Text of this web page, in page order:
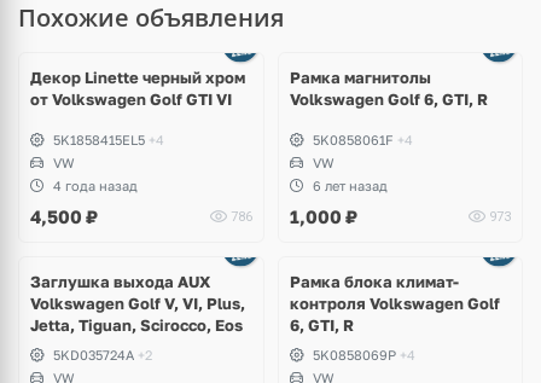
Похожие объявления
Декор Linette черный хром
от Volkswagen Golf GTI VI
5K1858415EL5 +4
VW
4 года назад
4,500 ₽ 786
Рамка магнитолы
Volkswagen Golf 6, GTI, R
5K0858061F +4
VW
6 лет назад
1,000 ₽ 973
Заглушка выхода AUX
Volkswagen Golf V, VI, Plus,
Jetta, Tiguan, Scirocco, Eos
5KD035724A +2
VW
Рамка блока климат-
контроля Volkswagen Golf
6, GTI, R
5K0858069P +4
VW